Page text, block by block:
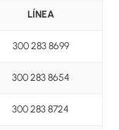
LÍNEA
300 283 8699
300 283 8654
300 283 8724